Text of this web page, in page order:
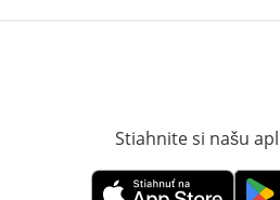
Stiahnite si našu